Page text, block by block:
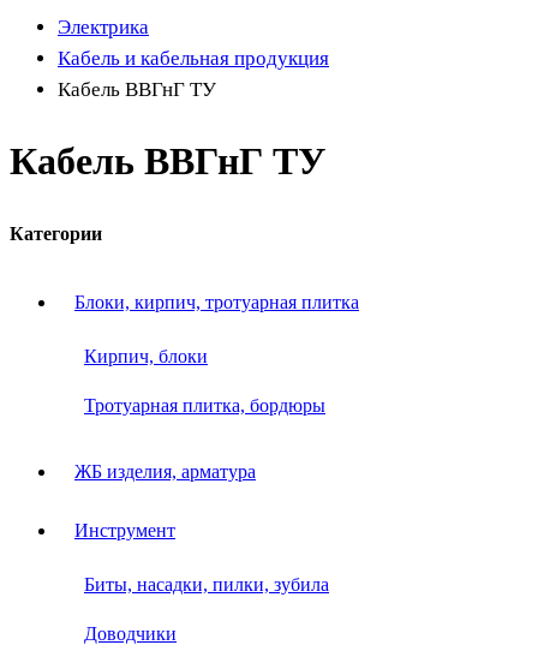
Электрика
Кабель и кабельная продукция
Кабель ВВГнГ ТУ
Кабель ВВГнГ ТУ
Категории
Блоки, кирпич, тротуарная плитка
Кирпич, блоки
Тротуарная плитка, бордюры
ЖБ изделия, арматура
Инструмент
Биты, насадки, пилки, зубила
Доводчики